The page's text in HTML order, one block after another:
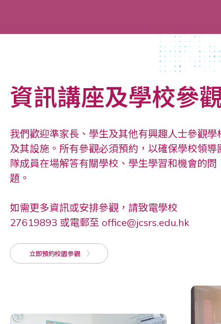
資訊講座及學校參
我們歡迎準家長、學生及其他有興趣人士參觀學
及其設施。所有參觀必須預約，以確保學校領導
隊成員在場解答有關學校、學生學習和機會的問
題。
如需更多資訊或安排參觀，請致電學校
27619893 或電郵至 office@jcsrs.edu.hk
立即預約校園參觀